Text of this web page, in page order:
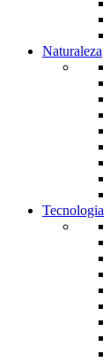
Naturaleza
Tecnologia